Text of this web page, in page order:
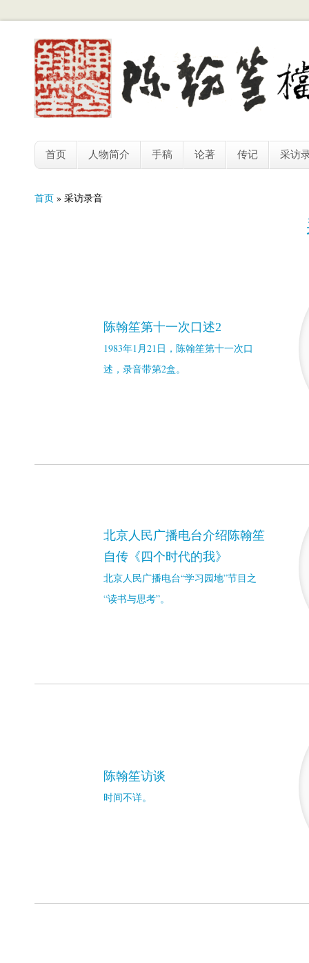
首页 人物简介 手稿 论著 传记 采访
你在这里
首页 » 采访录音
陈翰笙第十一次口述2
1983年1月21日，陈翰笙第十一次口
述，录音带第2盒。
北京人民广播电台介绍陈翰笙
自传《四个时代的我》
北京人民广播电台“学习园地”节目之
“读书与思考”。
陈翰笙访谈
时间不详。